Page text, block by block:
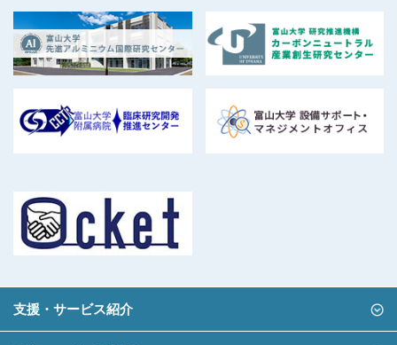
支援・サービス紹介